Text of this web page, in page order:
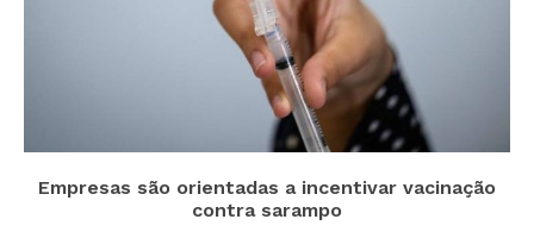
Empresas são orientadas a incentivar vacinação
contra sarampo